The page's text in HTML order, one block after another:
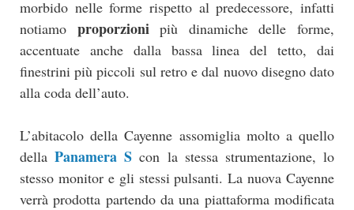
morbido nelle forme rispetto al predecessore, infatti
notiamo proporzionipiù dinamiche delle forme,
accentuate anche dalla bassa linea del tetto, dai
finestrini più piccoli sul retro e dal nuovo disegno dato
alla coda dell’auto.
L’abitacolo della Cayenne assomiglia molto a quello
dellaPanamera S con la stessa strumentazione, lo
stesso monitor e gli stessi pulsanti. La nuova Cayenne
verrà prodotta partendo da una piattaforma modificata